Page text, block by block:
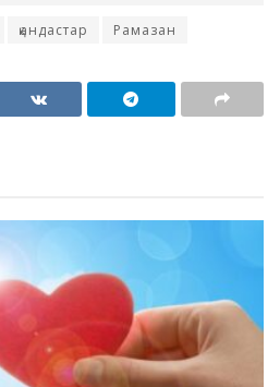
қандастар Рамазан